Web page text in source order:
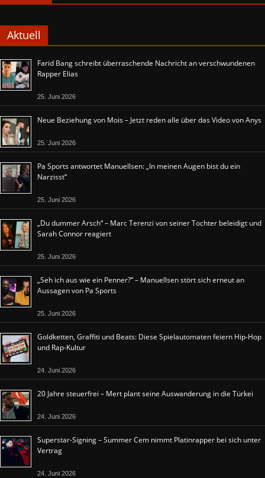
Aktuell
Farid Bang schreibt überraschende Nachricht an verschwundenen
Rapper Elias
25. Juni 2026
Neue Beziehung von Mois – Jetzt reden alle über das Video von Anys
25. Juni 2026
Pa Sports antwortet Manuellsen: „In meinen Augen bist du ein
Narzisst“
25. Juni 2026
„Du dummer Arsch“ – Marc Terenzi von seiner Tochter beleidigt und
Sarah Connor reagiert
25. Juni 2026
„Seh ich aus wie ein Penner?“ – Manuellsen stört sich erneut an
Aussagen von Pa Sports
25. Juni 2026
Goldketten, Graffiti und Beats: Diese Spielautomaten feiern Hip-Hop
und Rap-Kultur
24. Juni 2026
20 Jahre steuerfrei – Mert plant seine Auswanderung in die Türkei
24. Juni 2026
Superstar-Signing – Summer Cem nimmt Platinrapper bei sich unter
Vertrag
24. Juni 2026